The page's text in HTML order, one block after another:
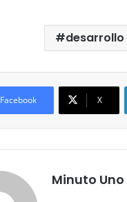
Facebook X
Minuto